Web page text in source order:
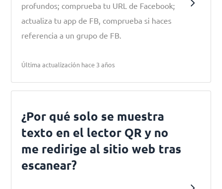
profundos; comprueba tu URL de Facebook;
actualiza tu app de FB, comprueba si haces
referencia a un grupo de FB.
Última actualización hace 3 años
¿Por qué solo se muestra
texto en el lector QR y no
me redirige al sitio web tras
escanear?